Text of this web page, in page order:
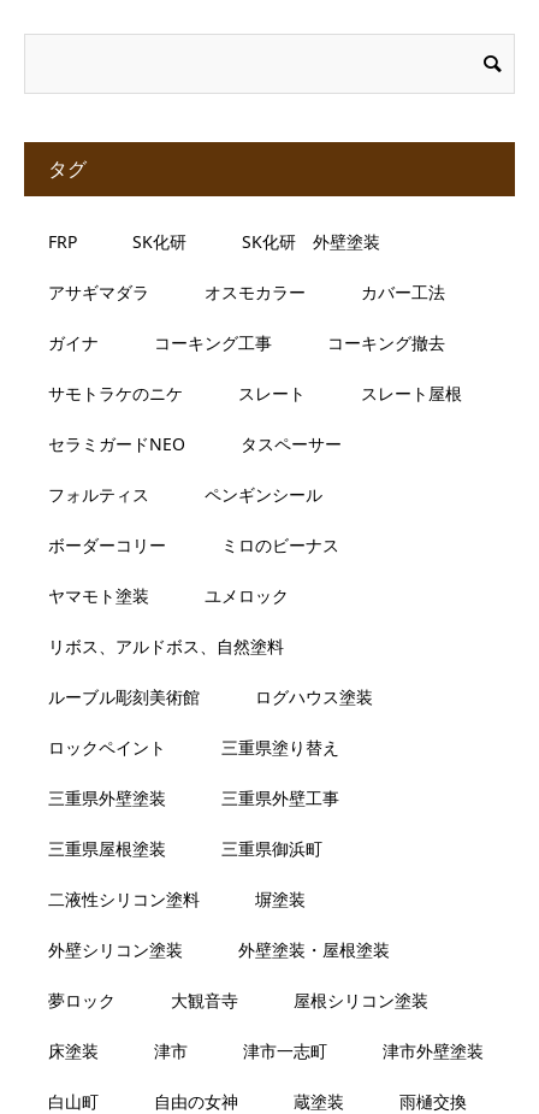
タグ
FRP SK化研 SK化研 外壁塗装
アサギマダラ オスモカラー カバー工法
ガイナ コーキング工事 コーキング撤去
サモトラケのニケ スレート スレート屋根
セラミガードNEO タスペーサー
フォルティス ペンギンシール
ボーダーコリー ミロのビーナス
ヤマモト塗装 ユメロック
リボス、アルドボス、自然塗料
ルーブル彫刻美術館 ログハウス塗装
ロックペイント 三重県塗り替え
三重県外壁塗装 三重県外壁工事
三重県屋根塗装 三重県御浜町
二液性シリコン塗料 塀塗装
外壁シリコン塗装 外壁塗装・屋根塗装
夢ロック 大観音寺 屋根シリコン塗装
床塗装 津市 津市一志町 津市外壁塗装
白山町 自由の女神 蔵塗装 雨樋交換